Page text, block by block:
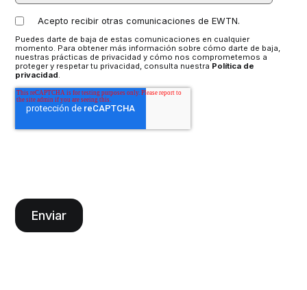
Acepto recibir otras comunicaciones de EWTN.
Puedes darte de baja de estas comunicaciones en cualquier
momento. Para obtener más información sobre cómo darte de baja,
nuestras prácticas de privacidad y cómo nos comprometemos a
proteger y respetar tu privacidad, consulta nuestra Política de
privacidad.